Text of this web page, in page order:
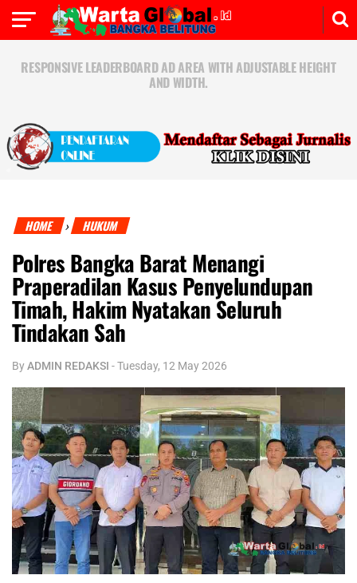
RESPONSIVE LEADERBOARD AD AREA WITH ADJUSTABLE HEIGHT
AND WIDTH.
HOME › HUKUM
Polres Bangka Barat Menangi
Praperadilan Kasus Penyelundupan
Timah, Hakim Nyatakan Seluruh
Tindakan Sah
ByADMIN REDAKSI -Tuesday, 12 May 2026